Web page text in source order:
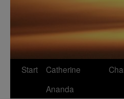
Start
Catherine
Ananda